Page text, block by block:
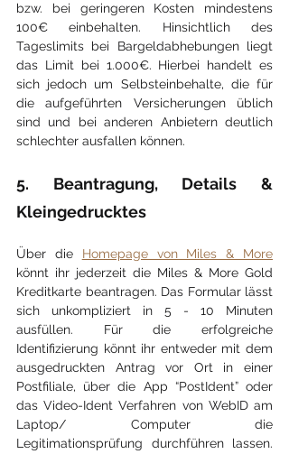
bzw. bei geringeren Kosten mindestens
100€ einbehalten. Hinsichtlich des
Tageslimits bei Bargeldabhebungen liegt
das Limit bei 1.000€. Hierbei handelt es
sich jedoch um Selbsteinbehalte, die für
die aufgeführten Versicherungen üblich
sind und bei anderen Anbietern deutlich
schlechter ausfallen können.
5. Beantragung, Details &
Kleingedrucktes
Über die Homepage von Miles & More
könnt ihr jederzeit die Miles & More Gold
Kreditkarte beantragen. Das Formular lässt
sich unkompliziert in 5 - 10 Minuten
ausfüllen. Für die erfolgreiche
Identifizierung könnt ihr entweder mit dem
ausgedruckten Antrag vor Ort in einer
Postfiliale, über die App “PostIdent” oder
das Video-Ident Verfahren von WebID am
Laptop/ Computer die
Legitimationsprüfung durchführen lassen.